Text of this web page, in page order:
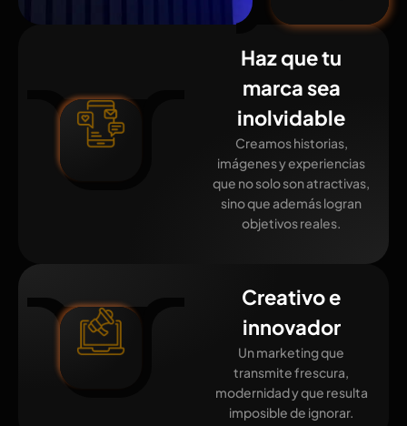
Haz que tu
marca sea
inolvidable
Creamos historias,
imágenes y experiencias
que no solo son atractivas,
sino que además logran
objetivos reales.
Creativo e
innovador
Un marketing que
transmite frescura,
modernidad y que resulta
imposible de ignorar.